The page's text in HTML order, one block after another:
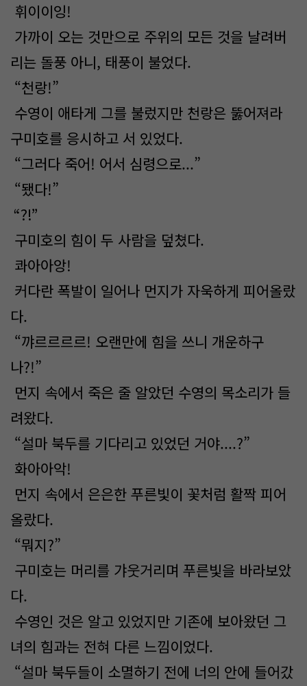
휘이이잉!
가까이 오는 것만으로 주위의 모든 것을 날려버
리는 돌풍 아니, 태풍이 불었다.
“천랑!”
수영이 애타게 그를 불렀지만 천랑은 뚫어져라
구미호를 응시하고 서 있었다.
“그러다 죽어! 어서 심령으로...”
“됐다!”
“?!”
구미호의 힘이 두 사람을 덮쳤다.
콰아아앙!
커다란 폭발이 일어나 먼지가 자욱하게 피어올랐
다.
“꺄르르르르! 오랜만에 힘을 쓰니 개운하구
나?!”
먼지 속에서 죽은 줄 알았던 수영의 목소리가 들
려왔다.
“설마 북두를 기다리고 있었던 거야....?”
화아아악!
먼지 속에서 은은한 푸른빛이 꽃처럼 활짝 피어
올랐다.
“뭐지?”
구미호는 머리를 갸웃거리며 푸른빛을 바라보았
다.
수영인 것은 알고 있었지만 기존에 보아왔던 그
녀의 힘과는 전혀 다른 느낌이었다.
“설마 북두들이 소멸하기 전에 너의 안에 들어갔